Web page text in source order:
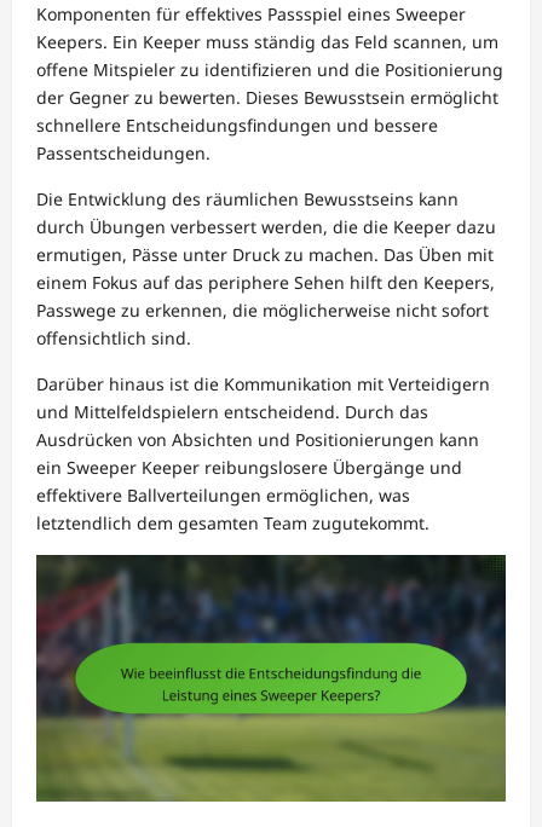
Komponenten für effektives Passspiel eines Sweeper
Keepers. Ein Keeper muss ständig das Feld scannen, um
offene Mitspieler zu identifizieren und die Positionierung
der Gegner zu bewerten. Dieses Bewusstsein ermöglicht
schnellere Entscheidungsfindungen und bessere
Passentscheidungen.
Die Entwicklung des räumlichen Bewusstseins kann
durch Übungen verbessert werden, die die Keeper dazu
ermutigen, Pässe unter Druck zu machen. Das Üben mit
einem Fokus auf das periphere Sehen hilft den Keepers,
Passwege zu erkennen, die möglicherweise nicht sofort
offensichtlich sind.
Darüber hinaus ist die Kommunikation mit Verteidigern
und Mittelfeldspielern entscheidend. Durch das
Ausdrücken von Absichten und Positionierungen kann
ein Sweeper Keeper reibungslosere Übergänge und
effektivere Ballverteilungen ermöglichen, was
letztendlich dem gesamten Team zugutekommt.